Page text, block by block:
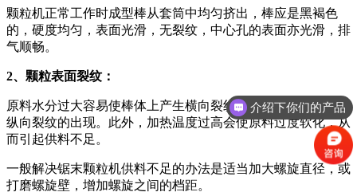
颗粒机正常工作时成型棒从套筒中均匀挤出，棒应是黑褐色
的，硬度均匀，表面光滑，无裂纹，中心孔的表面亦光滑，排
气顺畅。
2、颗粒表面裂纹：
原料水分过大容易使棒体上产生横向裂纹，水分过小则多导致
纵向裂纹的出现。此外，加热温度过高会使原料过度软化，从
而引起供料不足。
一般解决锯末颗粒机供料不足的办法是适当加大螺旋直径，或
打磨螺旋壁，增加螺旋之间的档距。
介绍下你们的产品